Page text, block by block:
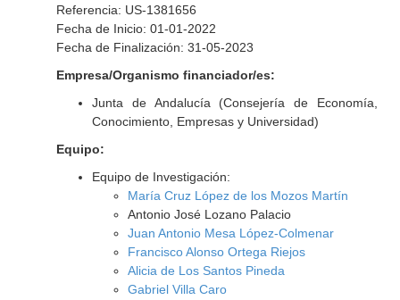
Referencia: US-1381656
Fecha de Inicio: 01-01-2022
Fecha de Finalización: 31-05-2023
Empresa/Organismo financiador/es:
Junta de Andalucía (Consejería de Economía,
Conocimiento, Empresas y Universidad)
Equipo:
Equipo de Investigación:
María Cruz López de los Mozos Martín
Antonio José Lozano Palacio
Juan Antonio Mesa López-Colmenar
Francisco Alonso Ortega Riejos
Alicia de Los Santos Pineda
Gabriel Villa Caro